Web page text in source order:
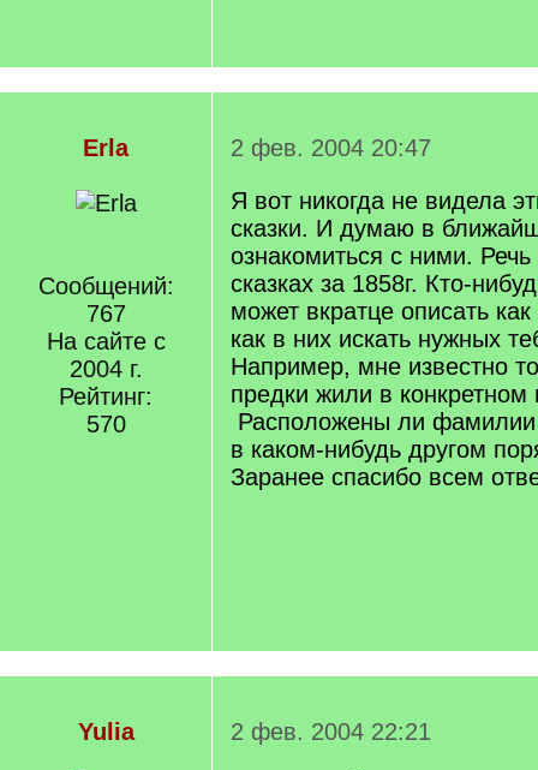
Erla
Сообщений:
767
На сайте с
2004 г.
Рейтинг:
570
2 фев. 2004 20:47
Я вот никогда не видела
сказки. И думаю в
ознакомиться с ними. Речь
сказках за 1858г. Кто-
может вкратце описать
как в них искать нужных
Например, мне известно
предки жили в конкретном
Расположены ли
в каком-нибудь другом
Заранее спасибо всем
Yulia
2 фев. 2004 22:21